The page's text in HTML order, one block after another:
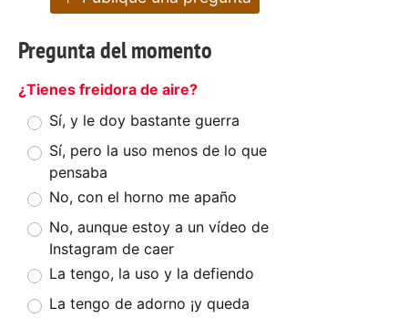
Pregunta del momento
¿Tienes freidora de aire?
Sí, y le doy bastante guerra
Sí, pero la uso menos de lo que
pensaba
No, con el horno me apaño
No, aunque estoy a un vídeo de
Instagram de caer
La tengo, la uso y la defiendo
La tengo de adorno ¡y queda